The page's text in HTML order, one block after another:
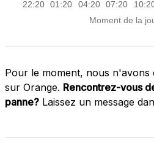
Pour le moment, nous n'avons
sur Orange. Rencontrez-vous
panne? Laissez un message